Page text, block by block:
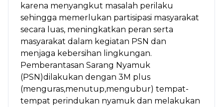
karena menyangkut masalah perilaku
sehingga memerlukan partisipasi masyarakat
secara luas, meningkatkan peran serta
masyarakat dalam kegiatan PSN dan
menjaga kebersihan lingkungan.
Pemberantasan Sarang Nyamuk
(PSN)dilakukan dengan 3M plus
(menguras,menutup,mengubur) tempat-
tempat perindukan nyamuk dan melakukan